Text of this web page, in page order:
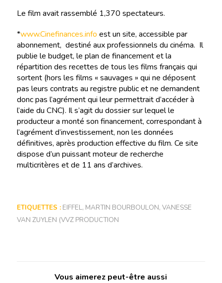
Le film avait rassemblé 1,370 spectateurs.
*www.Cinefinances.info est un site, accessible par
abonnement, destiné aux professionnels du cinéma. Il
publie le budget, le plan de financement et la
répartition des recettes de tous les films français qui
sortent (hors les films « sauvages » qui ne déposent
pas leurs contrats au registre public et ne demandent
donc pas l’agrément qui leur permettrait d’accéder à
l’aide du CNC). Il s’agit du dossier sur lequel le
producteur a monté son financement, correspondant à
l’agrément d’investissement, non les données
définitives, après production effective du film. Ce site
dispose d’un puissant moteur de recherche
multicritères et de 11 ans d’archives.
ETIQUETTES : EIFFEL, MARTIN BOURBOULON, VANESSE
VAN ZUYLEN (VVZ PRODUCTION
Vous aimerez peut-être aussi